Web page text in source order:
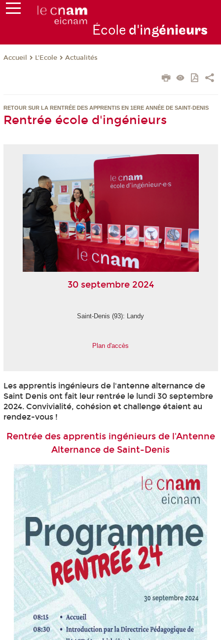
École d'ingénieurs
Accueil L'Ecole Actualités
RETOUR SUR LA RENTRÉE DES APPRENTISEN 1ERE ANNÉE DE SAINT-DENIS
Rentrée école d'ingénieurs
30 septembre 2024
Saint-Denis (93): Landy
Plan d'accès
Les apprentisingénieurs de l'antenne alternancede
Saint Denis ont fait leur rentrée le lundi 30 septembre
2024. Convivialité, cohésion et challenge étaient au
rendez-vous !
Rentrée des apprentis ingénieurs de l'Antenne
Alternance de Saint-Denis